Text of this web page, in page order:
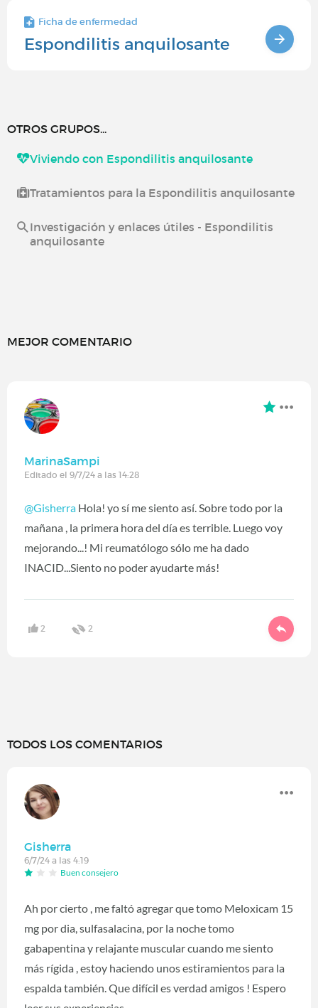
Ficha de enfermedad
Espondilitis anquilosante
OTROS GRUPOS...
Viviendo con Espondilitis anquilosante
Tratamientos para la Espondilitis anquilosante
Investigación y enlaces útiles - Espondilitis
anquilosante
MEJOR COMENTARIO
MarinaSampi
Editado el 9/7/24 a las 14:28
@Gisherra Hola! yo sí me siento así. Sobre todo por la
mañana , la primera hora del día es terrible. Luego voy
mejorando...! Mi reumatólogo sólo me ha dado
INACID...Siento no poder ayudarte más!
2 2
TODOS LOS COMENTARIOS
Gisherra
6/7/24 a las 4:19
Buen consejero
Ah por cierto , me faltó agregar que tomo Meloxicam 15
mg por dia, sulfasalacina, por la noche tomo
gabapentina y relajante muscular cuando me siento
más rígida , estoy haciendo unos estiramientos para la
espalda también. Que difícil es verdad amigos ! Espero